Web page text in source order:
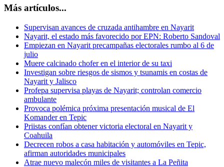
Más artículos...
Supervisan avances de cruzada antihambre en Nayarit
Nayarit, el estado más favorecido por EPN: Roberto Sandoval
Empiezan en Nayarit precampañas electorales rumbo al 6 de
julio
Muere calcinado chofer en el interior de su taxi
Investigan sobre riesgos de sismos y tsunamis en costas de
Nayarit y Jalisco
Profepa supervisa playas de Nayarit; controlan comercio
ambulante
Provoca polémica próxima presentación musical de El
Komander en Tepic
Priistas confían obtener victoria electoral en Nayarit y
Coahuila
Decrecen robos a casa habitación y automóviles en Tepic,
afirman autoridades municipales
Atrae nuevo malecón miles de visitantes a La Peñita